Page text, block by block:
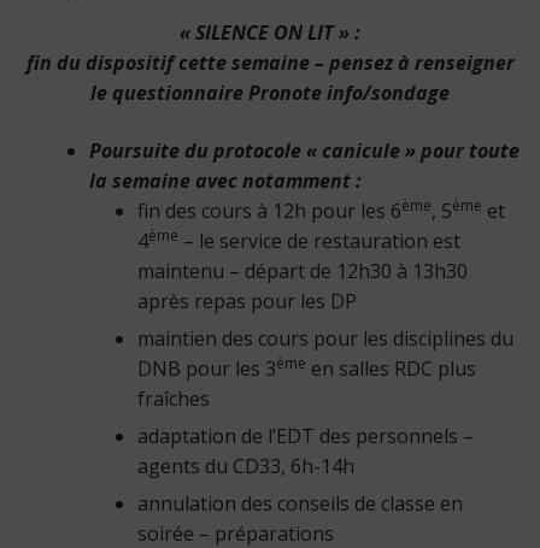
« SILENCE ON LIT » :
fin du dispositif cette semaine – pensez à renseigner
le questionnaire Pronote info/sondage
Poursuite du protocole « canicule » pour toute
la semaine avec notamment :
fin des cours à 12h pour les 6ème, 5ème et
4ème – le service de restauration est
maintenu – départ de 12h30 à 13h30
après repas pour les DP
maintien des cours pour les disciplines du
DNB pour les 3ème en salles RDC plus
fraîches
adaptation de l’EDT des personnels –
agents du CD33, 6h-14h
annulation des conseils de classe en
soirée – préparations